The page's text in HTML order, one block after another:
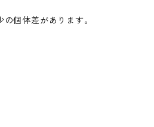
個体差があります。